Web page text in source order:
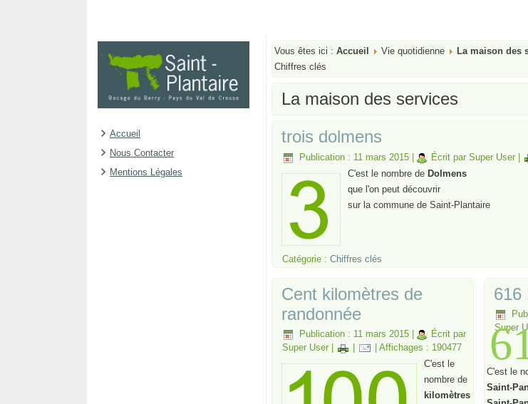
Accueil
Nous Contacter
Mentions Légales
Vous êtes ici : Accueil Vie quotidienne La maison des
Chiffres clés
La maison des services
trois dolmens
Publication : 11 mars 2015 Écrit par Super User
C'est le nombre de Dolmens
que l'on peut découvrir
sur la commune de Saint-Plantaire
Catégorie : Chiffres clés
Cent kilomètres de
randonnée
Publication : 11 mars 2015
Écrit par
Super User
Affichages : 190477
C'est le
nombre de
kilomètres
616
Super
C'est le
Saint-